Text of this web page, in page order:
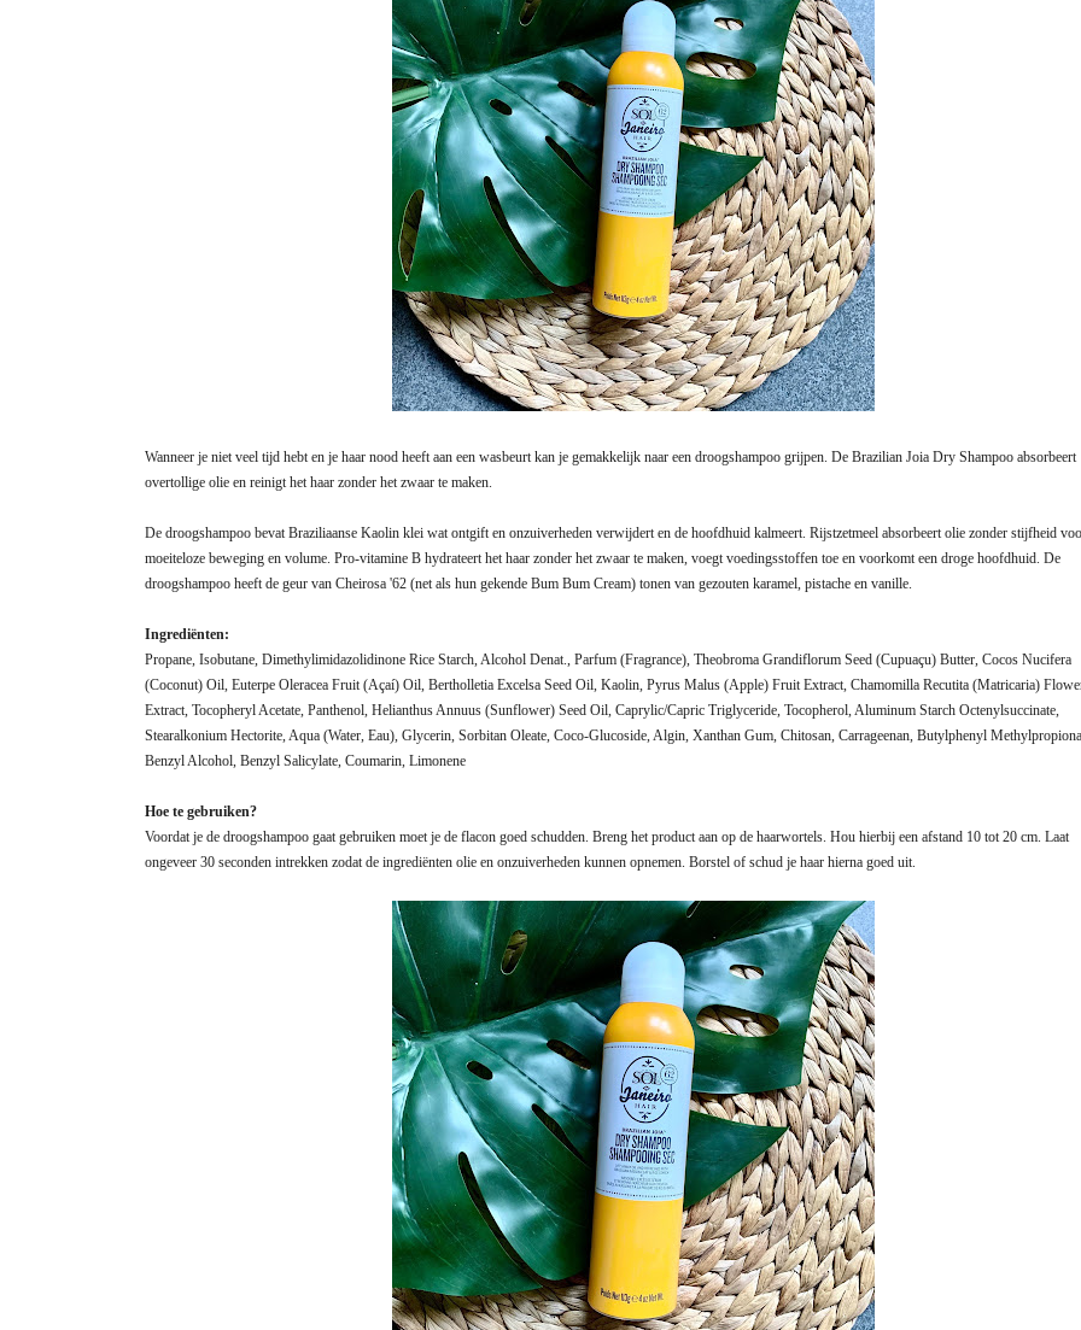
Wanneer je niet veel tijd hebt en je haar nood heeft aan een wasbeurt kan je gemakkelijk naar een droogshampoo grijpen. De Brazilian Joia Dry Shampoo absorbeert
overtollige olie en reinigt het haar zonder het zwaar te maken.
De droogshampoo bevat Braziliaanse Kaolin klei wat ontgift en onzuiverheden verwijdert en de hoofdhuid kalmeert. Rijstzetmeel absorbeert olie zonder stijfheid
moeiteloze beweging en volume. Pro-vitamine B hydrateert het haar zonder het zwaar te maken, voegt voedingsstoffen toe en voorkomt een droge hoofdhuid. De
droogshampoo heeft de geur van Cheirosa '62 (net als hun gekende Bum Bum Cream) tonen van gezouten karamel, pistache en vanille.
Ingrediënten:
Propane, Isobutane, Dimethylimidazolidinone Rice Starch, Alcohol Denat., Parfum (Fragrance), Theobroma Grandiflorum Seed (Cupuaçu) Butter, Cocos Nucifera
(Coconut) Oil, Euterpe Oleracea Fruit (Açaí) Oil, Bertholletia Excelsa Seed Oil, Kaolin, Pyrus Malus (Apple) Fruit Extract, Chamomilla Recutita (Matricaria)
Extract, Tocopheryl Acetate, Panthenol, Helianthus Annuus (Sunflower) Seed Oil, Caprylic/Capric Triglyceride, Tocopherol, Aluminum Starch Octenylsuccinate,
Stearalkonium Hectorite, Aqua (Water, Eau), Glycerin, Sorbitan Oleate, Coco-Glucoside, Algin, Xanthan Gum, Chitosan, Carrageenan, Butylphenyl
Benzyl Alcohol, Benzyl Salicylate, Coumarin, Limonene
Hoe te gebruiken?
Voordat je de droogshampoo gaat gebruiken moet je de flacon goed schudden. Breng het product aan op de haarwortels. Hou hierbij een afstand 10 tot 20 cm. Laat
ongeveer 30 seconden intrekken zodat de ingrediënten olie en onzuiverheden kunnen opnemen. Borstel of schud je haar hierna goed uit.